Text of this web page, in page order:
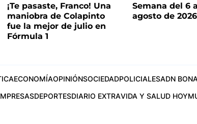
¡Te pasaste, Franco! Una
maniobra de Colapinto
fue la mejor de julio en
Fórmula 1
Semana del 6
agosto de 2026
ECONOMÍAOPINIÓNSOCIEDADPOLICIALESADN
DEPORTESDIARIO EXTRAVIDA Y SALUD HOY